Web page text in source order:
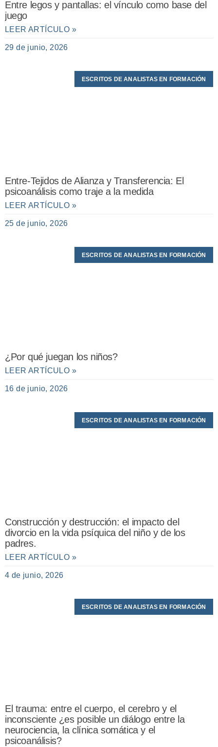
Entre legos y pantallas: el vínculo como base del
juego
LEER ARTÍCULO »
29 de junio, 2026
ESCRITOS DE ANALISTAS EN FORMACIÓN
Entre-Tejidos de Alianza y Transferencia: El
psicoanálisis como traje a la medida
LEER ARTÍCULO »
25 de junio, 2026
ESCRITOS DE ANALISTAS EN FORMACIÓN
¿Por qué juegan los niños?
LEER ARTÍCULO »
16 de junio, 2026
ESCRITOS DE ANALISTAS EN FORMACIÓN
Construcción y destrucción: el impacto del
divorcio en la vida psíquica del niño y de los
padres.
LEER ARTÍCULO »
4 de junio, 2026
ESCRITOS DE ANALISTAS EN FORMACIÓN
El trauma: entre el cuerpo, el cerebro y el
inconsciente ¿es posible un diálogo entre la
neurociencia, la clínica somática y el
psicoanálisis?